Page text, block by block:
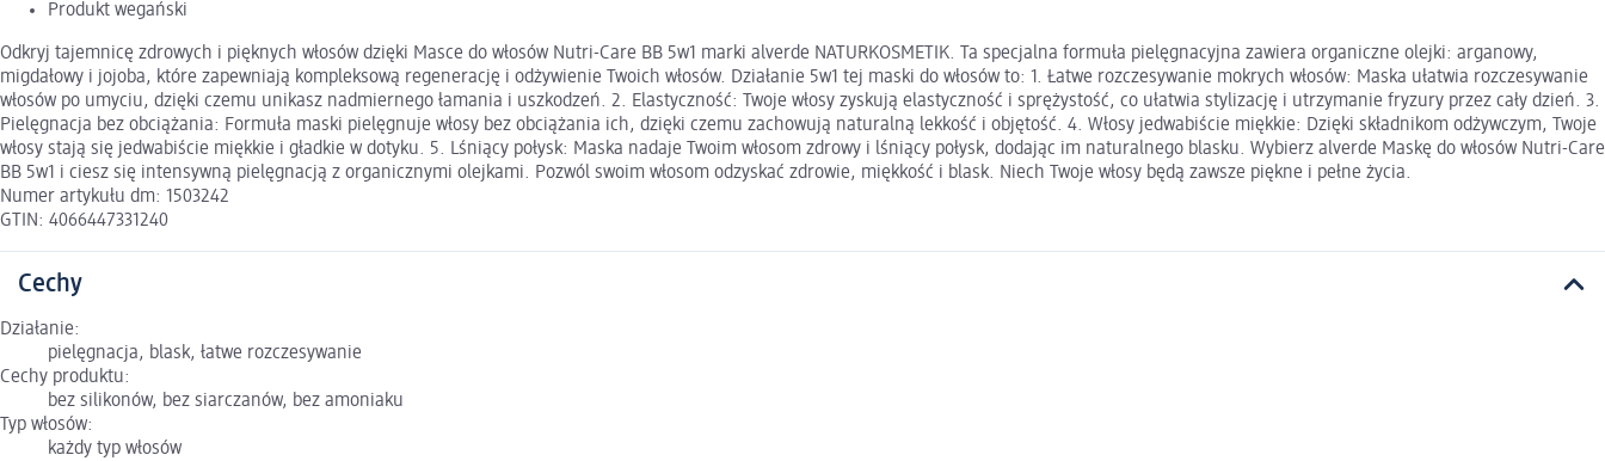
Produkt wegański
Odkryj tajemnicę zdrowych i pięknych włosów dzięki Masce do włosów Nutri-Care BB 5w1 marki alverde NATURKOSMETIK. Ta specjalna formuła pielęgnacyjna zawiera organiczne olejki: arganowy,
migdałowy i jojoba, które zapewniają kompleksową regenerację i odżywienie Twoich włosów. Działanie 5w1 tej maski do włosów to: 1. Łatwe rozczesywanie mokrych włosów: Maska ułatwia rozczesywanie
włosów po umyciu, dzięki czemu unikasz nadmiernego łamania i uszkodzeń. 2. Elastyczność: Twoje włosy zyskują elastyczność i sprężystość, co ułatwia stylizację i utrzymanie fryzury przez cały dzień. 3.
Pielęgnacja bez obciążania: Formuła maski pielęgnuje włosy bez obciążania ich, dzięki czemu zachowują naturalną lekkość i objętość. 4. Włosy jedwabiście miękkie: Dzięki składnikom odżywczym, Twoje
włosy stają się jedwabiście miękkie i gładkie w dotyku. 5. Lśniący połysk: Maska nadaje Twoim włosom zdrowy i lśniący połysk, dodając im naturalnego blasku. Wybierz alverde Maskę do włosów Nutri-Care
BB 5w1 i ciesz się intensywną pielęgnacją z organicznymi olejkami. Pozwól swoim włosom odzyskać zdrowie, miękkość i blask. Niech Twoje włosy będą zawsze piękne i pełne życia.
Numer artykułu dm: 1503242
GTIN: 4066447331240
Cechy
Działanie:
pielęgnacja, blask, łatwe rozczesywanie
Cechy produktu:
bez silikonów, bez siarczanów, bez amoniaku
Typ włosów:
każdy typ włosów